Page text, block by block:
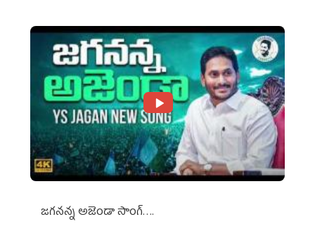
జగనన్న అజెండా సాంగ్….